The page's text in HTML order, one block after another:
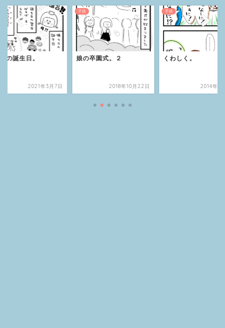
の誕生日。
2021年3月7日
子供
娘の卒園式。２
2018年10月22日
子供
くわしく。
2014年11